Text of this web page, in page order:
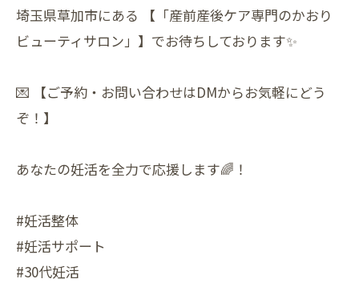
埼玉県草加市にある 【「産前産後ケア専門のかおり
ビューティサロン」】でお待ちしております✨
💌 【ご予約・お問い合わせはDMからお気軽にどう
ぞ！】
あなたの妊活を全力で応援します🌈！
#妊活整体
#妊活サポート
#30代妊活